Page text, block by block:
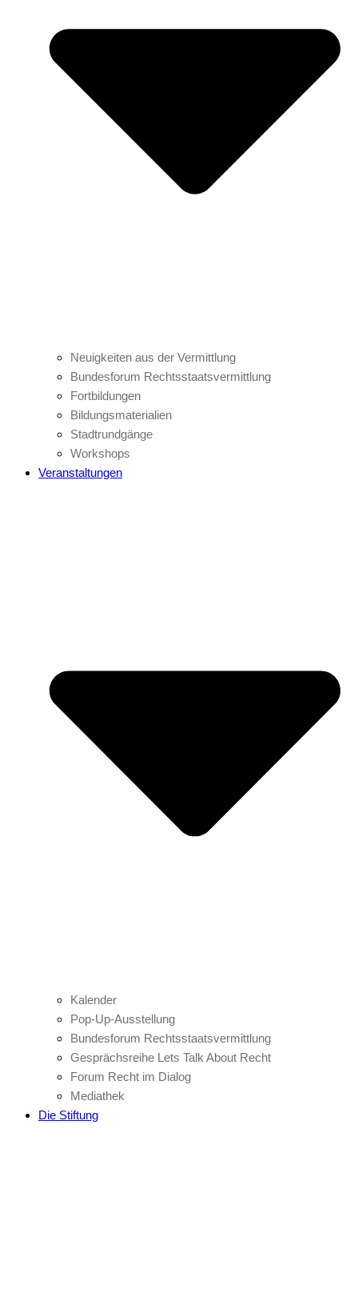
Neuigkeiten aus der Vermittlung
Bundesforum Rechtsstaatsvermittlung
Fortbildungen
Bildungsmaterialien
Stadtrundgänge
Workshops
Veranstaltungen
Kalender
Pop-Up-Ausstellung
Bundesforum Rechtsstaatsvermittlung
Gesprächsreihe Lets Talk About Recht
Forum Recht im Dialog
Mediathek
Die Stiftung